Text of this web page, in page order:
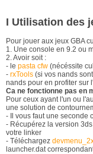
I Utilisation des
Pour jouer aux jeux GBA
1. Une console en 9.2 ou
2. Avoir soit :
- le pasta cfw (nécéssite
- rxTools (si vos nands
nands pour en profiter sur
Ca ne fonctionne pas en
Pour ceux ayant l'un ou
une solution de
- Il vous faut une seconde
- Récupérez la version
votre linker
- Téléchargez
launcher.dat